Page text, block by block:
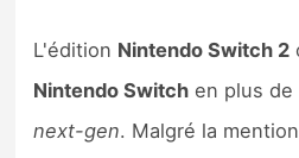
L'édition Nintendo Switch 2
Nintendo Switch en plus de
next-gen. Malgré la